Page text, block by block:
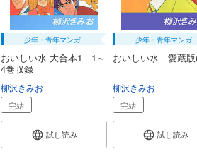
少年・青年マンガ
おいしい水 大合本1 1～
4巻収録
柳沢きみお
完結
試し読み
少年・青年マンガ
おいしい水 愛蔵版
柳沢きみお
完結
試し読み